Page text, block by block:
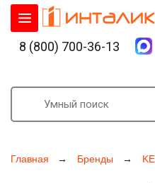
Главная Бренды
8 (800) 700-36-13